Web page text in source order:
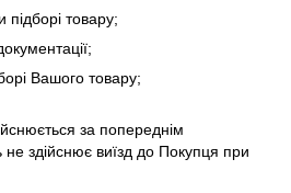
товару;
Вашого товару;
за попереднім
здійснює виїзд до Покупця при